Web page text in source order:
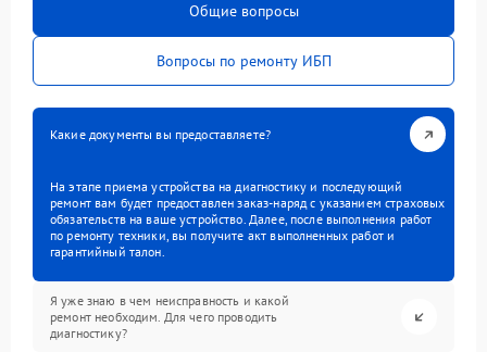
Общие вопросы
Вопросы по ремонту ИБП
Какие документы вы предоставляете?
На этапе приема устройства на диагностику и последующий
ремонт вам будет предоставлен заказ-наряд с указанием страховых
обязательств на ваше устройство. Далее, после выполнения работ
по ремонту техники, вы получите акт выполненных работ и
гарантийный талон.
Я уже знаю в чем неисправность и какой
ремонт необходим. Для чего проводить
диагностику?